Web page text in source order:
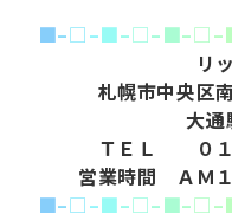
■–□–■–□–■–□–
リ
札幌市中央区
大
ＴＥＬ ０１
営業時間 ＡＭ
■–□–■–□–■–□–